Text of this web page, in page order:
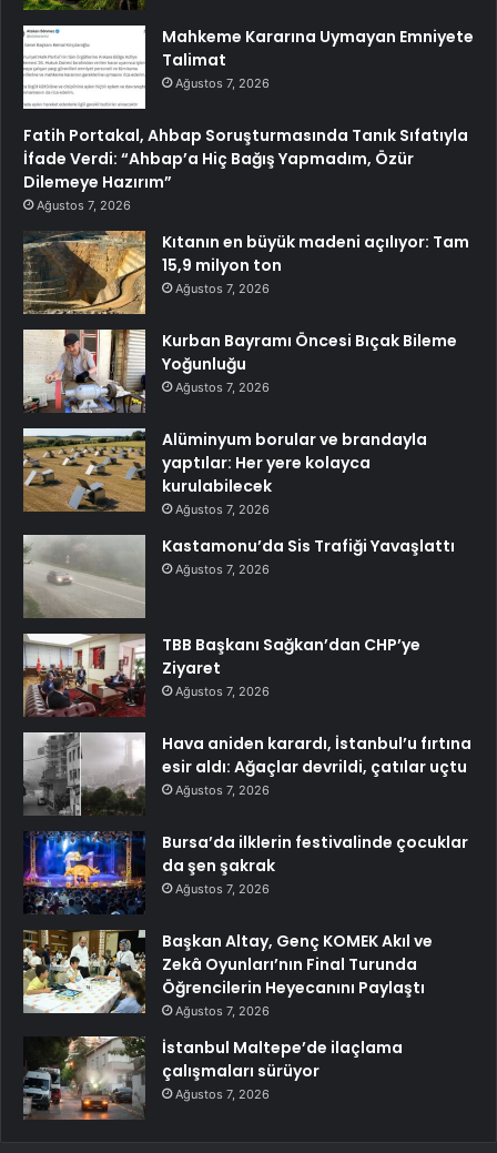
Mahkeme Kararına Uymayan Emniyete
Talimat
Ağustos 7, 2026
Fatih Portakal, Ahbap Soruşturmasında Tanık Sıfatıyla
İfade Verdi: “Ahbap’a Hiç Bağış Yapmadım, Özür
Dilemeye Hazırım”
Ağustos 7, 2026
Kıtanın en büyük madeni açılıyor: Tam
15,9 milyon ton
Ağustos 7, 2026
Kurban Bayramı Öncesi Bıçak Bileme
Yoğunluğu
Ağustos 7, 2026
Alüminyum borular ve brandayla
yaptılar: Her yere kolayca
kurulabilecek
Ağustos 7, 2026
Kastamonu’da Sis Trafiği Yavaşlattı
Ağustos 7, 2026
TBB Başkanı Sağkan’dan CHP’ye
Ziyaret
Ağustos 7, 2026
Hava aniden karardı, İstanbul’u fırtına
esir aldı: Ağaçlar devrildi, çatılar uçtu
Ağustos 7, 2026
Bursa’da ilklerin festivalinde çocuklar
da şen şakrak
Ağustos 7, 2026
Başkan Altay, Genç KOMEK Akıl ve
Zekâ Oyunları’nın Final Turunda
Öğrencilerin Heyecanını Paylaştı
Ağustos 7, 2026
İstanbul Maltepe’de ilaçlama
çalışmaları sürüyor
Ağustos 7, 2026